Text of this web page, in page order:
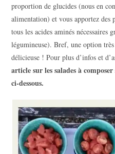
proportion de glucides (nous en
alimentation) et vous apportez des
tous les acides aminés nécessaires
légumineuse). Bref, une option
délicieuse ! Pour plus d’infos et
article sur les salades à
ci-dessous.